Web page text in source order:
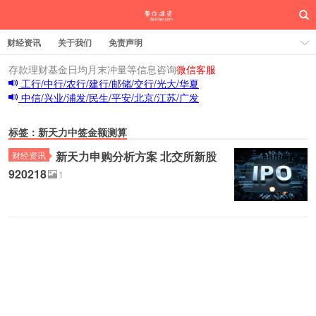
财经资讯 关于我们 免责声明
存款理财基金日均月末冲量等信息咨询微信客服
工行/中行/农行/建行/邮储/交行/光大/华夏
中信/兴业/浦发/民生/平安/北京/江苏/广发
标签：新天力中签金额测算
财经资讯
新天力申购分析方案 北交所新股
920218
1